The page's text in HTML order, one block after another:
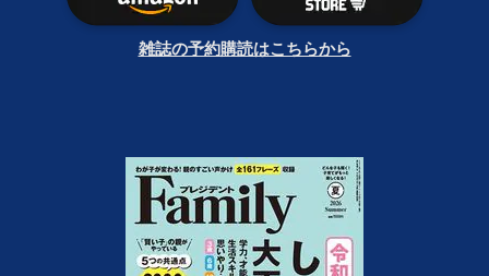
雑誌の予約購読はこちらから